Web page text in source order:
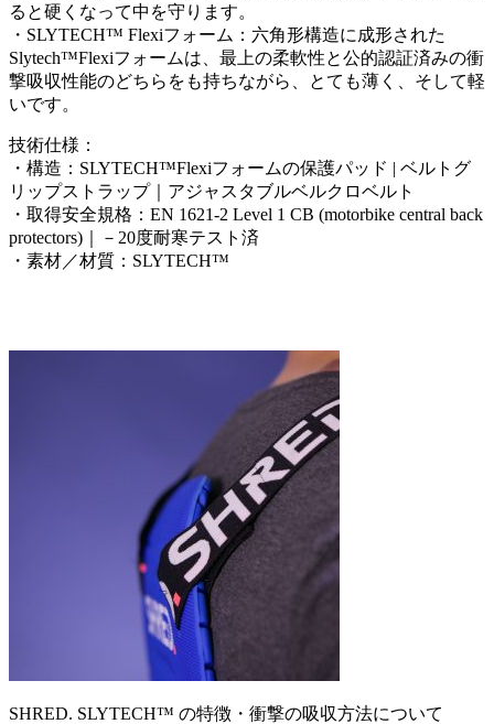
ると硬くなって中を守ります。
・SLYTECH™ Flexiフォーム：六角形構造に成形された
Slytech™Flexiフォームは、最上の柔軟性と公的認証済みの衝
撃吸収性能のどちらをも持ちながら、とても薄く、そして軽
いです。
技術仕様：
・構造：SLYTECH™Flexiフォームの保護パッド | ベルトグ
リップストラップ｜アジャスタブルベルクロベルト
・取得安全規格：EN 1621-2 Level 1 CB (motorbike central back
protectors)｜－20度耐寒テスト済
・素材／材質：SLYTECH™
SHRED. SLYTECH™ の特徴・衝撃の吸収方法について